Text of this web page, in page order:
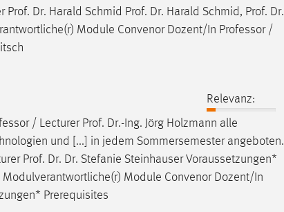
Prof. Dr. Harald Schmid Prof. Dr. Harald Schmid, Prof. Dr.
Module Convenor Dozent/In Professor/
Relevanz:
/ Lecturer Prof. Dr.-Ing. Jörg Holzmann alle
und [...] in jedem Sommersemester angeboten.
Prof. Dr. Dr. Stefanie Steinhauser Voraussetzungen*
Module Convenor Dozent/In
Prerequisites